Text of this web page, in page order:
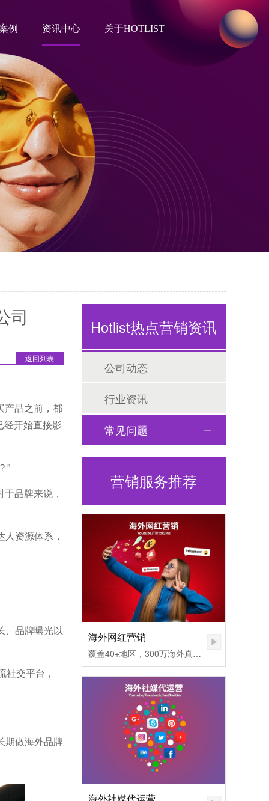
例 资讯中心 关于HOTLIST
司
返回列表
产品之前，都
经开始直接影
”
品牌来说，
资源体系，
、品牌曝光以
社交平台，
期做海外品牌
Hotlist热点营销资讯
公司动态
行业资讯
常见问题
营销服务推荐
海外网红营销
覆盖40+地区，300万海外真实网红匹配，不同社媒平台发布内容矩阵，快速提高品牌认知度。1.无需百万粉丝，也可让您的品牌和产品一夜爆红